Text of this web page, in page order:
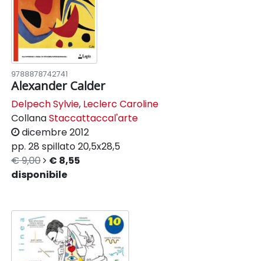
9788878742741
Alexander Calder
Delpech Sylvie, Leclerc Caroline
CollanaStaccattaccal'arte
dicembre 2012
pp. 28 spillato20,5x28,5
€ 9,00
€ 8,55
disponibile